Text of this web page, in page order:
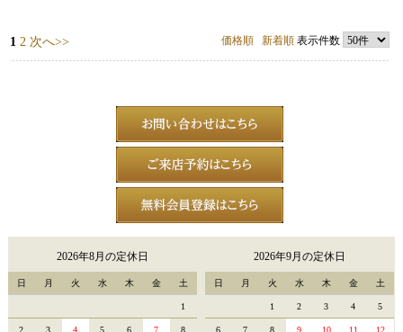
価格順 新着順表示件数
1 2 次へ>>
2026年8月の定休日
日 月 火 水 木 金 土
1
2026年9月の定休日
日 月 火 水 木 金 土
1 2 3 4 5